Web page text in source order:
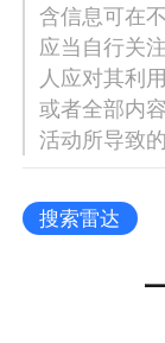
含信息可在
应当自行关
人应对其利
或者全部内
活动所导致
搜索雷达